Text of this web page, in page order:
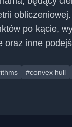
po kącie,
inne
#convex hull